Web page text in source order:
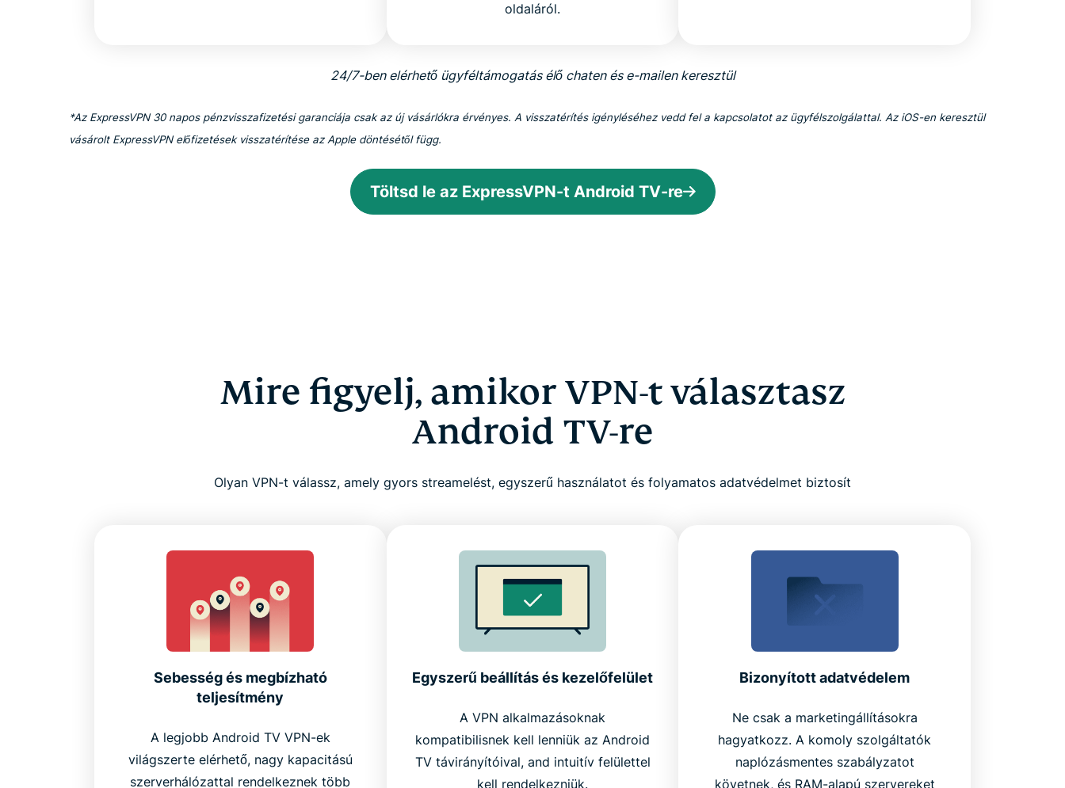
oldaláról.
24/7-ben elérhető ügyféltámogatás élő chaten és e-mailen keresztül
*Az ExpressVPN 30 napos pénzvisszafizetési garanciája csak az új vásárlókra érvényes. A visszatérítés igényléséhez vedd fel a kapcsolatot az ügyfélszolgálattal. Az iOS-en keresztül
vásárolt ExpressVPN előfizetések visszatérítése az Apple döntésétől függ.
Töltsd le az ExpressVPN-t Android TV-re
Mire figyelj, amikor VPN-t választasz
Android TV-re
Olyan VPN-t válassz, amely gyors streamelést, egyszerű használatot és folyamatos adatvédelmet biztosít
Sebesség és megbízható
teljesítmény
A legjobb Android TV VPN-ek
világszerte elérhető, nagy kapacitású
szerverhálózattal rendelkeznek több
Egyszerű beállítás és kezelőfelület
A VPN alkalmazásoknak
kompatibilisnek kell lenniük az Android
TV távirányítóival, and intuitív felülettel
kell rendelkezniük.
Bizonyított adatvédelem
Ne csak a marketingállításokra
hagyatkozz. A komoly szolgáltatók
naplózásmentes szabályzatot
követnek, és RAM-alapú szervereket